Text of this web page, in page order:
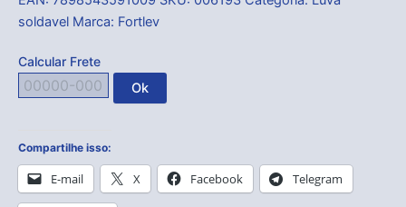
soldavel Marca: Fortlev
Calcular Frete
Ok
Compartilhe isso:
E-mail X Facebook Telegram